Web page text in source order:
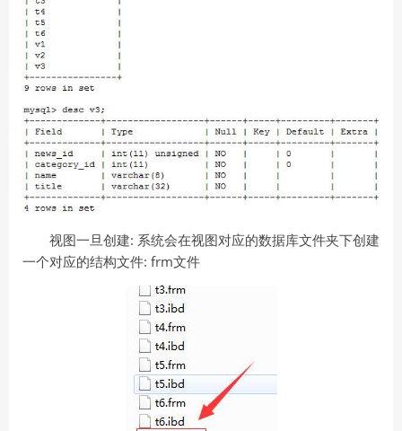
视图一旦创建: 系统会在视图对应的数据库文件夹下创建
一个对应的结构文件: frm文件